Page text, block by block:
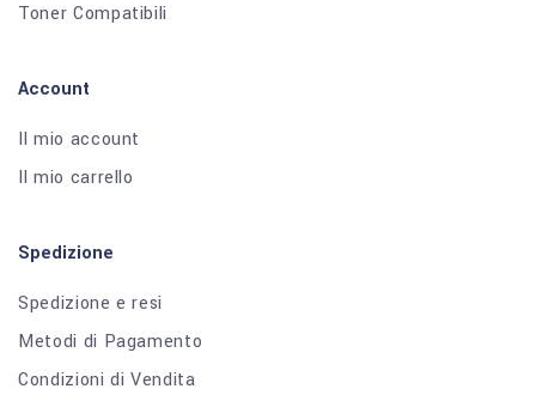
Toner Compatibili
Account
Il mio account
Il mio carrello
Spedizione
Spedizione e resi
Metodi di Pagamento
Condizioni di Vendita